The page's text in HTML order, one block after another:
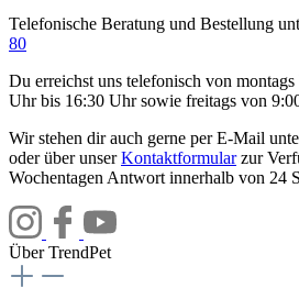
Telefonische Beratung und Bestellung
80
Du erreichst uns telefonisch von
Uhr bis 16:30 Uhr sowie freitags von
Wir stehen dir auch gerne per E-Mail
oder über unserKontaktformularzur
Wochentagen Antwort innerhalb von 24
Über TrendPet